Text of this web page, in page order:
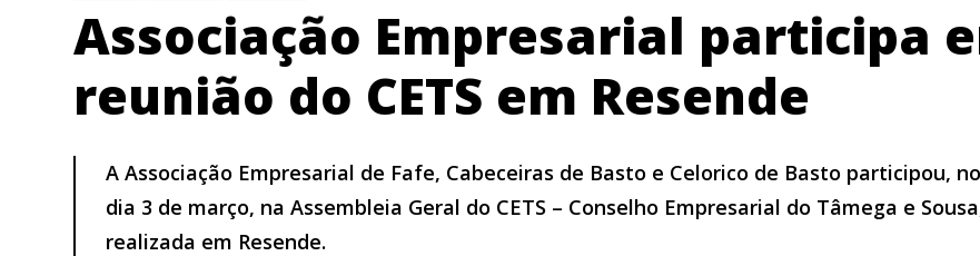
Associação Empresarial participa
reunião do CETS em Resende
A Associação Empresarial de Fafe, Cabeceiras de Basto e Celorico de Basto participou,
dia 3 de março, na Assembleia Geral do CETS – Conselho Empresarial do Tâmega e
realizada em Resende.